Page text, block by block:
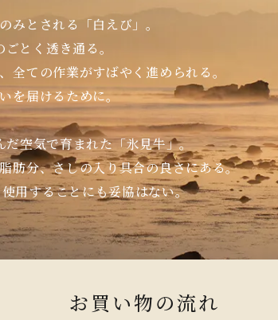
みとされる「白えび」。
とく透き通る。
ての作業がすばやく進められる。
を届けるために。
空気で育まれた「氷見牛」。
肪分、さしの入り具合の良さにある。
用することにも妥協はない。
お買い物の流れ